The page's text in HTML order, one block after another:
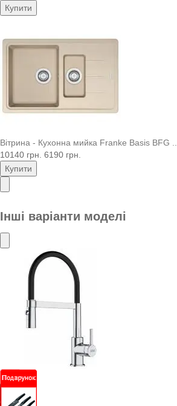
Купити
Вітрина - Кухонна мийка Franke Basis BFG ..
10140 грн. 6190 грн.
Купити
Інші варіанти моделі